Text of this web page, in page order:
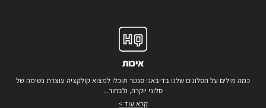
איכות
כמה מילים על הסלונים שלנו בדיבאני סנטר תוכלו למצוא קולקציה עוצרת נשימה של
סלוני יוקרה, ולבחור...
קרא עוד >